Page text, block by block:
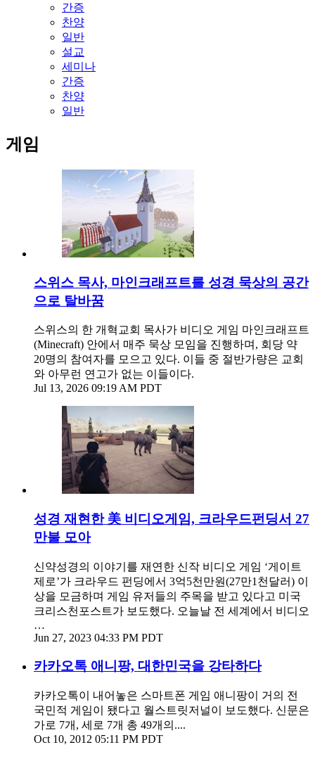
간증
찬양
일반
설교
세미나
간증
찬양
일반
게임
스위스 목사, 마인크래프트를 성경 묵상의 공간
으로 탈바꿈
스위스의 한 개혁교회 목사가 비디오 게임 마인크래프트
(Minecraft) 안에서 매주 묵상 모임을 진행하며, 회당 약
20명의 참여자를 모으고 있다. 이들 중 절반가량은 교회
와 아무런 연고가 없는 이들이다.
Jul 13, 2026 09:19 AM PDT
성경 재현한 美 비디오게임, 크라우드펀딩서 27
만불 모아
신약성경의 이야기를 재연한 신작 비디오 게임 ‘게이트
제로’가 크라우드 펀딩에서 3억5천만원(27만1천달러) 이
상을 모금하며 게임 유저들의 주목을 받고 있다고 미국
크리스천포스트가 보도했다. 오늘날 전 세계에서 비디오
…
Jun 27, 2023 04:33 PM PDT
카카오톡 애니팡, 대한민국을 강타하다
카카오톡이 내어놓은 스마트폰 게임 애니팡이 거의 전
국민적 게임이 됐다고 월스트릿저널이 보도했다. 신문은
가로 7개, 세로 7개 총 49개의....
Oct 10, 2012 05:11 PM PDT